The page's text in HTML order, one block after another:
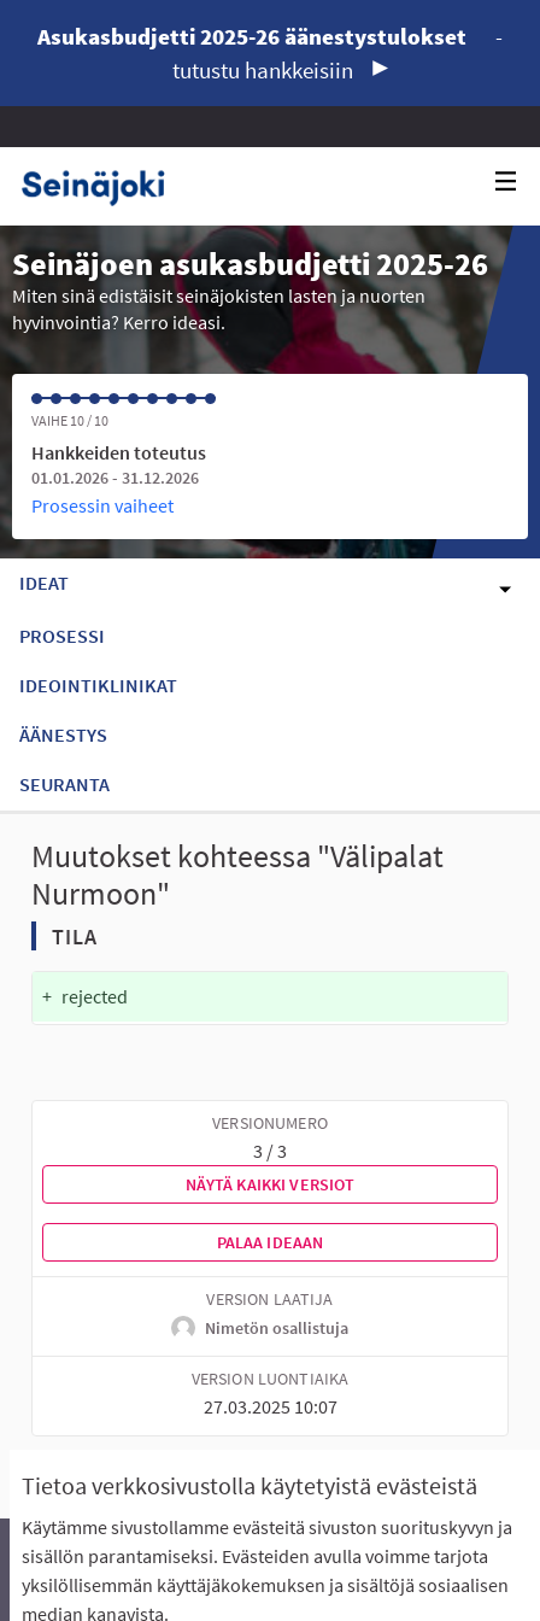
Tietoa verkkosivustolla käytetyistä evästeistä
Käytämme sivustollamme evästeitä sivuston suorituskyvyn ja
sisällön parantamiseksi. Evästeiden avulla voimme tarjota
yksilöllisemmän käyttäjäkokemuksen ja sisältöjä sosiaalisen
median kanavista.
Asukasbudjetti 2025-26 äänestystulokset
-
tutustu hankkeisiin
Seinäjoen asukasbudjetti 2025-26
Miten sinä edistäisit seinäjokisten lasten ja nuorten
hyvinvointia? Kerro ideasi.
VAIHE 10 / 10
Hankkeiden toteutus
01.01.2026 - 31.12.2026
Prosessin vaiheet
IDEAT
PROSESSI
IDEOINTIKLINIKAT
ÄÄNESTYS
SEURANTA
Muutokset kohteessa "Välipalat
Nurmoon"
TILA
+ rejected
VERSIONUMERO
3 / 3
NÄYTÄ KAIKKI VERSIOT
PALAA IDEAAN
VERSION LAATIJA
Nimetön osallistuja
VERSION LUONTIAIKA
27.03.2025 10:07
Äänestyksen pikaohjeet
Usein kysytyt kysymykset